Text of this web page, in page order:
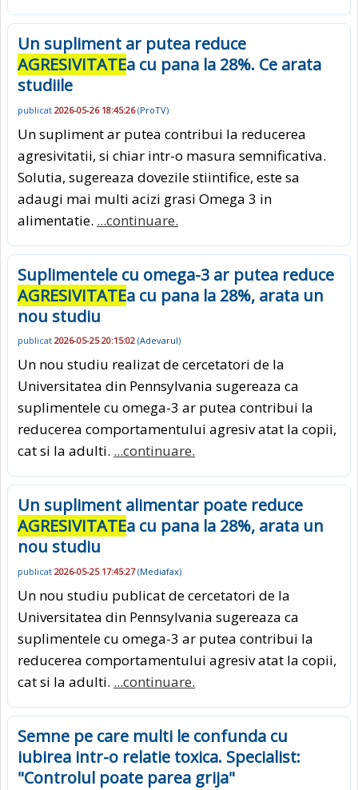
Un supliment ar putea reduce
AGRESIVITATEa cu pana la 28%. Ce arata
studiile
publicat 2026-05-26 18:45:26(ProTV)
Un supliment ar putea contribui la reducerea
agresivitatii, si chiar intr-o masura semnificativa.
Solutia, sugereaza dovezile stiintifice, este sa
adaugi mai multi acizi grasi Omega 3 in
alimentatie. ...continuare.
Suplimentele cu omega-3 ar putea reduce
AGRESIVITATEa cu pana la 28%, arata un
nou studiu
publicat 2026-05-25 20:15:02 (Adevarul)
Un nou studiu realizat de cercetatori de la
Universitatea din Pennsylvania sugereaza ca
suplimentele cu omega-3 ar putea contribui la
reducerea comportamentului agresiv atat la copii,
cat si la adulti. ...continuare.
Un supliment alimentar poate reduce
AGRESIVITATEa cu pana la 28%, arata un
nou studiu
publicat 2026-05-25 17:45:27(Mediafax)
Un nou studiu publicat de cercetatori de la
Universitatea din Pennsylvania sugereaza ca
suplimentele cu omega-3 ar putea contribui la
reducerea comportamentului agresiv atat la copii,
cat si la adulti. ...continuare.
Semne pe care multi le confunda cu
iubirea intr-o relatie toxica. Specialist:
"Controlul poate parea grija"